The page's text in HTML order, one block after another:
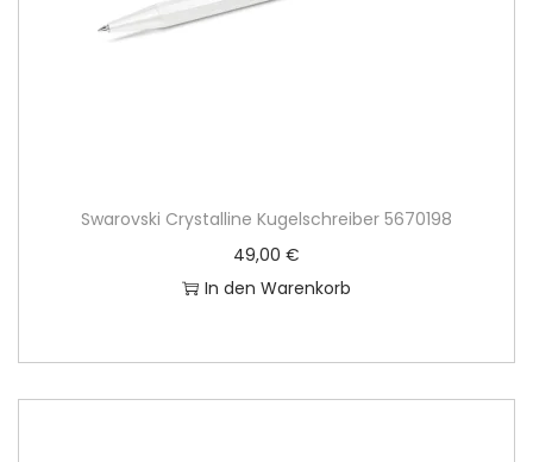
Swarovski Crystalline Kugelschreiber 5670198
49,00 €
In den Warenkorb